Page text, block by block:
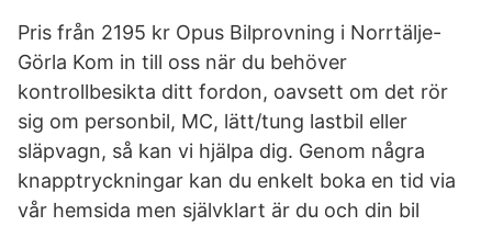
Pris från 2195 kr Opus Bilprovning i Norrtälje-
Görla Kom in till oss när du behöver
kontrollbesikta ditt fordon, oavsett om det rör
sig om personbil, MC, lätt/tung lastbil eller
släpvagn, så kan vi hjälpa dig. Genom några
knapptryckningar kan du enkelt boka en tid via
vår hemsida men självklart är du och din bil